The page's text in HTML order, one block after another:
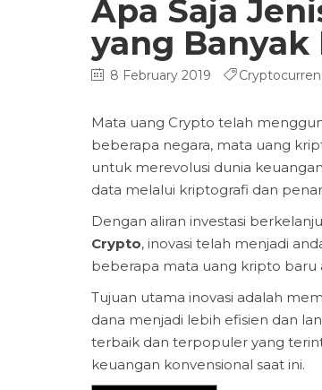
Apa Saja
yang Banyak
8 February 2019
Mata uang Crypto telah
beberapa negara, mata uang
untuk merevolusi dunia
data melalui kriptografi dan
Dengan aliran investasi
Crypto, inovasi telah menjadi
beberapa mata uang kripto baru
Tujuan utama inovasi adalah
dana menjadi lebih efisien dan
terbaik dan terpopuler yang
keuangan konvensional saat ini.